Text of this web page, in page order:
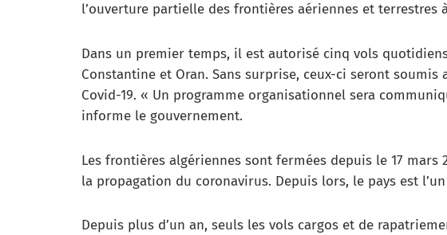
l’ouverture partielle des frontières aériennes et terrestres
Dans un premier temps, il est autorisé cinq vols
Constantine et Oran. Sans surprise, ceux-ci seront
Covid-19. « Un programme organisationnel sera
informe le gouvernement.
Les frontières algériennes sont fermées depuis le 17 mars
la propagation du coronavirus. Depuis lors, le pays est
Depuis plus d’un an, seuls les vols cargos et de